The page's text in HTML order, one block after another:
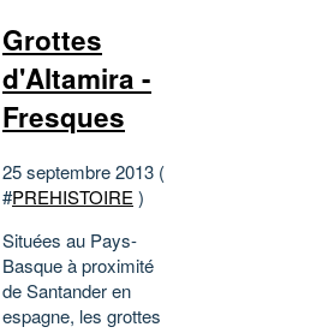
Grottes
d'Altamira -
Fresques
25 septembre 2013 (
#PREHISTOIRE )
Situées au Pays-
Basque à proximité
de Santander en
espagne, les grottes